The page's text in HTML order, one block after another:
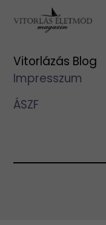
Vitorlázás Blog
Impresszum
ÁSZF